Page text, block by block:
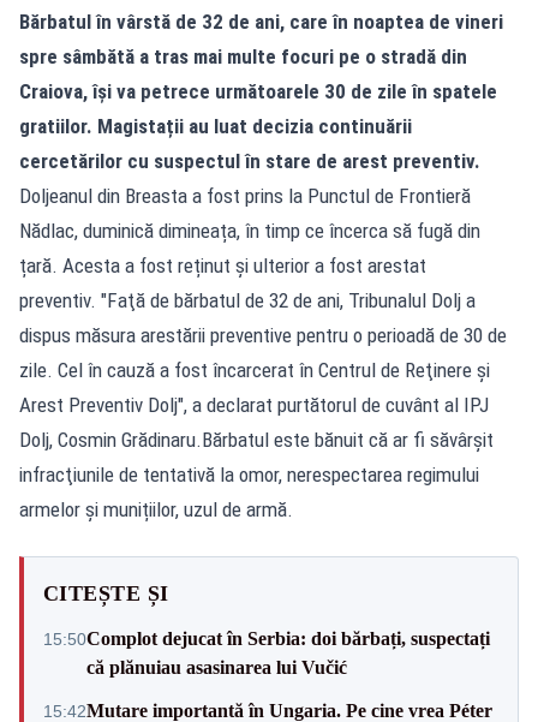
Bărbatul în vârstă de 32 de ani, care în noaptea de vineri
spre sâmbătă a tras mai multe focuri pe o stradă din
Craiova, își va petrece următoarele 30 de zile în spatele
gratiilor. Magistații au luat decizia continuării
cercetărilor cu suspectul în stare de arest preventiv.
Doljeanul din Breasta a fost prins la Punctul de Frontieră
Nădlac, duminică dimineața, în timp ce încerca să fugă din
țară. Acesta a fost reținut și ulterior a fost arestat
preventiv. "Faţă de bărbatul de 32 de ani, Tribunalul Dolj a
dispus măsura arestării preventive pentru o perioadă de 30 de
zile. Cel în cauză a fost încarcerat în Centrul de Reţinere şi
Arest Preventiv Dolj", a declarat purtătorul de cuvânt al IPJ
Dolj, Cosmin Grădinaru.Bărbatul este bănuit că ar fi săvârşit
infracţiunile de tentativă la omor, nerespectarea regimului
armelor și munițiilor, uzul de armă.
CITEȘTE ȘI
15:50Complot dejucat în Serbia: doi bărbați, suspectați
că plănuiau asasinarea lui Vučić
15:42Mutare importantă în Ungaria. Pe cine vrea Péter